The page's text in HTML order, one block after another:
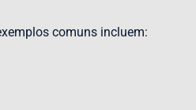
comuns incluem: